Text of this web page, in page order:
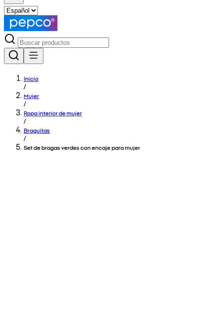
Inicio
/
Mujer
/
Ropa interior de mujer
/
Braguitas
/
Set de bragas verdes con encaje para mujer